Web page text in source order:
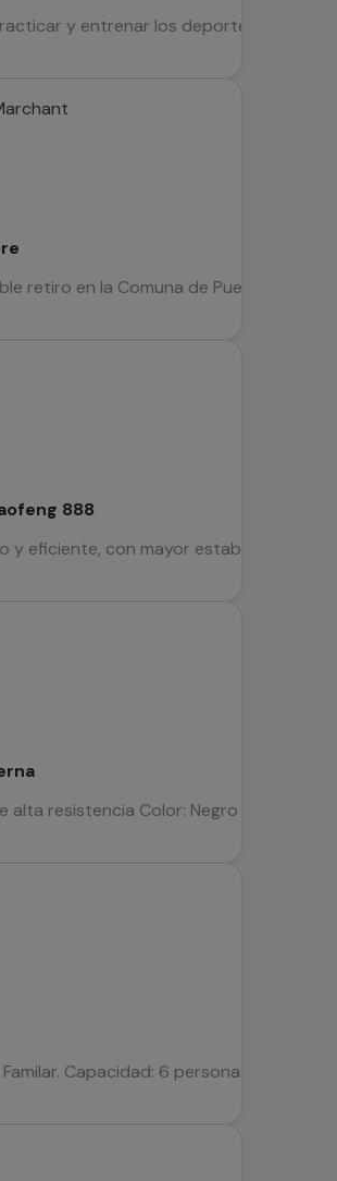
y entrenar los deportes de
retiro en la Comuna de Puente Alto,
888
eficiente, con mayor estabilidad y
resistencia Color: Negro Tamaño:
Familar. Capacidad: 6 personas.